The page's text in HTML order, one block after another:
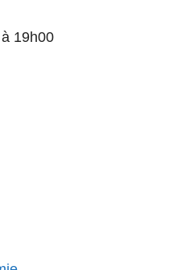
19h00